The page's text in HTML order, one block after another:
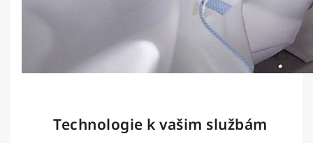
Technologie k vašim službám